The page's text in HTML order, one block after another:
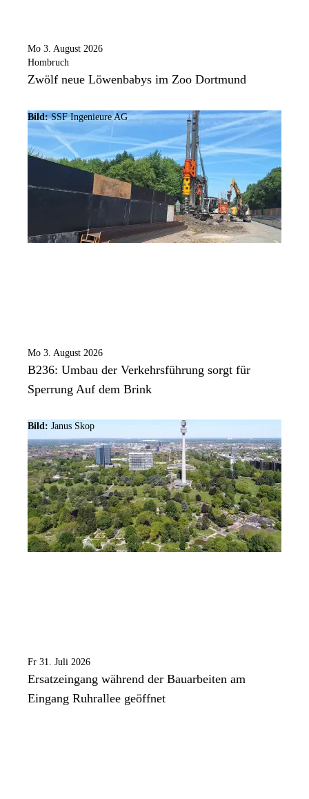
Mo 3. August 2026
Hombruch
Zwölf neue Löwenbabys im Zoo Dortmund
Bild: SSF Ingenieure AG
Mo 3. August 2026
B236: Umbau der Verkehrsführung sorgt für
Sperrung Auf dem Brink
Bild: Janus Skop
Fr 31. Juli 2026
Ersatzeingang während der Bauarbeiten am
Eingang Ruhrallee geöffnet